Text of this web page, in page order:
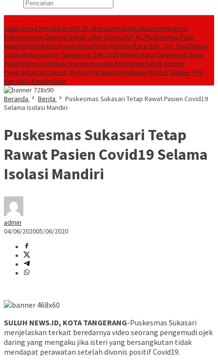
Jalan Sehat Meriahkan HUT RI, Wabup Intan Ingatkan Pentingnya
Kebersamaan Dukung Gerak Jalan Santai HUT RI, Puskesmas Pasir
Nangka Hadirkan Layanan Kesehatan Menuju Race Day, City Touchdown
Satukan Komunitas Tangerang 10K 2026Dinkes Kota Tangerang Gelar
Rapat Pleno Verifikasi Kecamatan dan Kelurahan SehatDorong
Pembangunan Daerah, Ketua PWI Banten Kunjungi Kantor Sekber PWI
dan SMSI Pandeglang
Beranda
Berita
Puskesmas Sukasari Tetap Rawat Pasien Covid19
Selama Isolasi Mandiri
Puskesmas Sukasari Tetap
Rawat Pasien Covid19 Selama
Isolasi Mandiri
admin
04/06/202005/06/2020
SULUH NEWS.ID, KOTA TANGERANG-Puskesmas Sukasari
menjelaskan terkait beredarnya video seorang pengemudi ojek
daring yang mengaku jika isteri yang bersangkutan tidak
mendapat perawatan setelah divonis positif Covid19.